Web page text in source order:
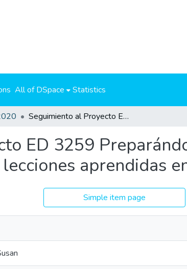
All of DSpace Statistics
Seguimiento al Proyecto ED 3259 Preparándonos para la prueba de admisión de la UCR y lecciones aprendidas en el período 2017-2018.
ED 3259
aprendidas
Simple item page